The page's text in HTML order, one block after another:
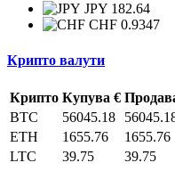
JPY 182.64
CHF 0.9347
Крипто валути
Крипто Купува €
BTC
56045.18
ETH
1655.76
1655.76
LTC
39.75 39.75